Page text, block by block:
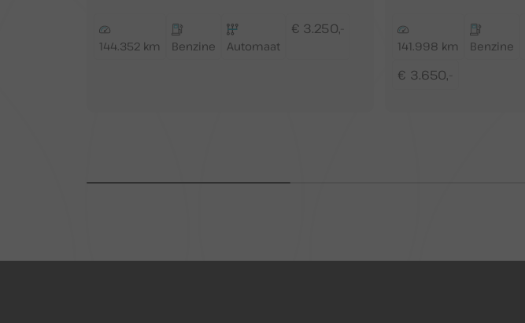
144.352 km Benzine Automaat
€ 3.250,-
141.998 km Benzine
€ 3.650,-